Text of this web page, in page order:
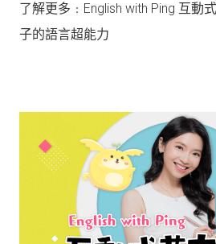
了解更多﹕English with Ping 互動
子的語言超能力